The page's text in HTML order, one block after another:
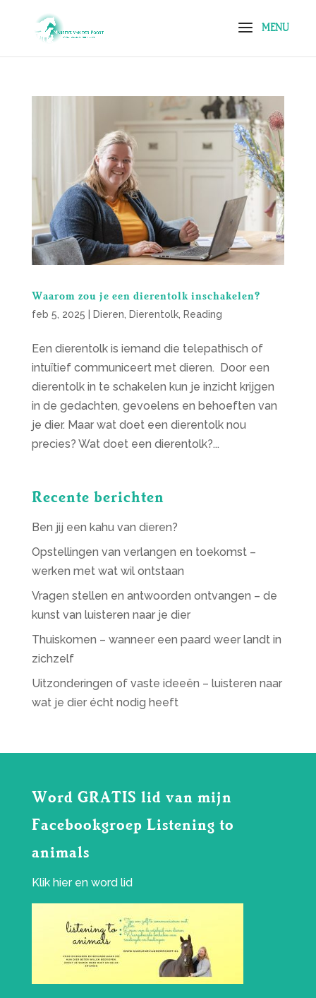
Waarom zou je een dierentolk inschakelen?
feb 5, 2025 Dieren Dierentolk, Reading
Een dierentolk is iemand die telepathisch of
intuïtief communiceert met dieren. Door een
dierentolk in te schakelen kun je inzicht krijgen
in de gedachten, gevoelens en behoeften van
je dier. Maar wat doet een dierentolk nou
precies? Wat doet een dierentolk?...
Recente berichten
Ben jij een kahu van dieren?
Opstellingen van verlangen en toekomst –
werken met wat wil ontstaan
Vragen stellen en antwoorden ontvangen – de
kunst van luisteren naar je dier
Thuiskomen – wanneer een paard weer landt in
zichzelf
Uitzonderingen of vaste ideeën – luisteren naar
wat je dier écht nodig heeft
Word GRATIS lid van mijn
Facebookgroep Listening to
animals
Klik hieren word lid